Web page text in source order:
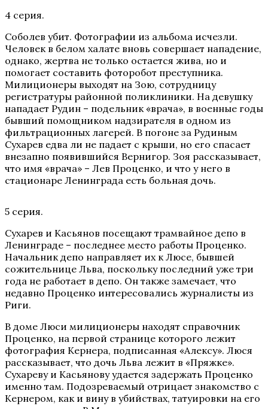
4 серия.
Соболев убит. Фотографии из альбома исчезли.
Человек в белом халате вновь совершает нападение,
однако, жертва не только остается жива, но и
помогает составить фоторобот преступника.
Милиционеры выходят на Зою, сотрудницу
регистратуры районной поликлиники. На девушку
нападает Рудин – подельник «врача», в военные годы
бывший помощником надзирателя в одном из
фильтрационных лагерей. В погоне за Рудиным
Сухарев едва ли не падает с крыши, но его спасает
внезапно появившийся Вернигор. Зоя рассказывает,
что имя «врача» – Лев Проценко, и что у него в
стационаре Ленинграда есть больная дочь.
5 серия.
Сухарев и Касьянов посещают трамвайное депо в
Ленинграде – последнее место работы Проценко.
Начальник депо направляет их к Люсе, бывшей
сожительнице Льва, поскольку последний уже три
года не работает в депо. Он также замечает, что
недавно Проценко интересовались журналисты из
Риги.
В доме Люси милиционеры находят справочник
Проценко, на первой странице которого лежит
фотография Кернера, подписанная «Алексу». Люся
рассказывает, что дочь Льва лежит в «Пряжке».
Сухареву и Касьянову удается задержать Проценко
именно там. Подозреваемый отрицает знакомство с
Кернером, как и вину в убийствах, татуировки на его